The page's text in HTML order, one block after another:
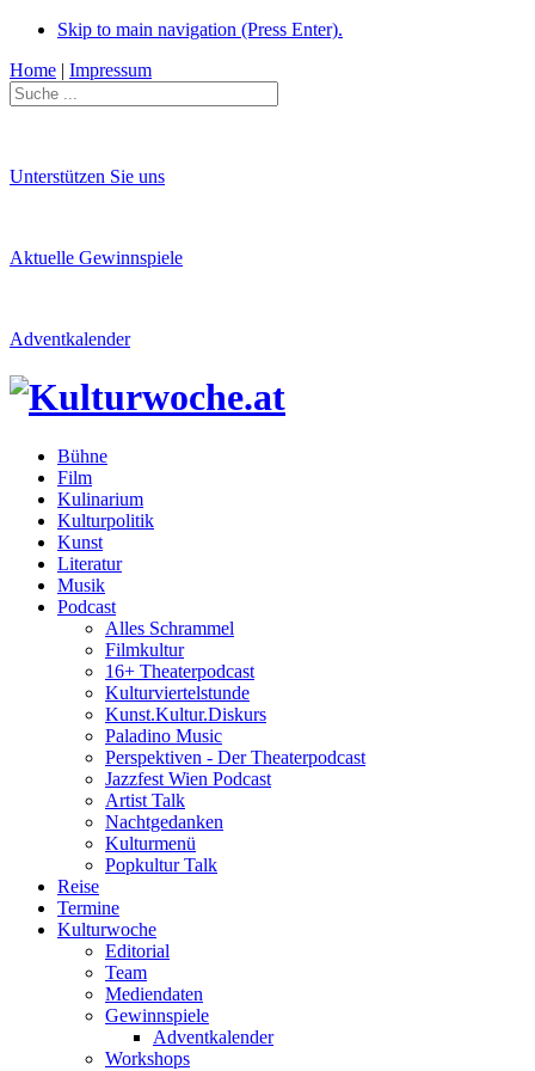
Skip to main navigation (Press Enter).
Home | Impressum
Unterstützen Sie uns
Aktuelle Gewinnspiele
Adventkalender
Bühne
Film
Kulinarium
Kulturpolitik
Kunst
Literatur
Musik
Podcast
Alles Schrammel
Filmkultur
16+ Theaterpodcast
Kulturviertelstunde
Kunst.Kultur.Diskurs
Paladino Music
Perspektiven - Der Theaterpodcast
Jazzfest Wien Podcast
Artist Talk
Nachtgedanken
Kulturmenü
Popkultur Talk
Reise
Termine
Kulturwoche
Editorial
Team
Mediendaten
Gewinnspiele
Adventkalender
Workshops